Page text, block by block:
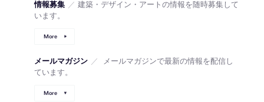
情報募集 ／ 建築・デザイン・アートの情報を随時募集して
います。
More
メールマガジン ／
メールマガジンで最新の情報を配信し
ています。
More